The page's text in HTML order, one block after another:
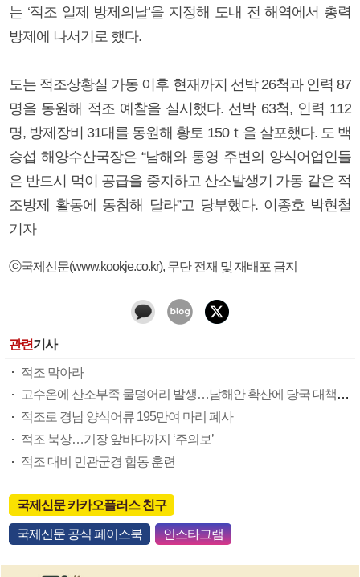
는 ‘적조 일제 방제의날’을 지정해 도내 전 해역에서 총력
방제에 나서기로 했다.
도는 적조상황실 가동 이후 현재까지 선박 26척과 인력 87
명을 동원해 적조 예찰을 실시했다. 선박 63척, 인력 112
명, 방제장비 31대를 동원해 황토 150ｔ을 살포했다. 도 백
승섭 해양수산국장은 “남해와 통영 주변의 양식어업인들
은 반드시 먹이 공급을 중지하고 산소발생기 가동 같은 적
조방제 활동에 동참해 달라”고 당부했다. 이종호 박현철
기자
ⓒ국제신문(www.kookje.co.kr), 무단 전재 및 재배포 금지
관련기사
적조 막아라
고수온에 산소부족 물덩어리 발생…남해안 확산에 당국 대책마련 분주
적조로 경남 양식어류 195만여 마리 폐사
적조 북상…기장 앞바다까지 ‘주의보’
적조 대비 민관군경 합동 훈련
국제신문 카카오플러스 친구
국제신문 공식 페이스북 인스타그램